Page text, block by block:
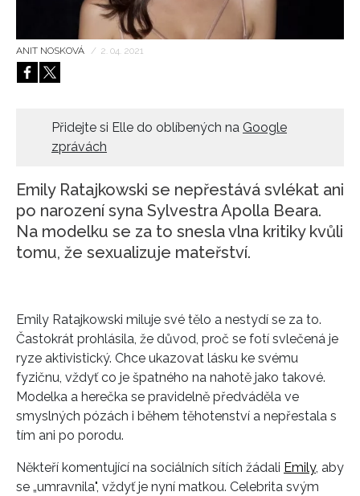
ANIT NOSKOVÁ / 2. 04. 2021
Přidejte si Elle do oblíbených na Google
zprávách
Emily Ratajkowski se nepřestává svlékat ani
po narození syna Sylvestra Apolla Beara.
Na modelku se za to snesla vlna kritiky kvůli
tomu, že sexualizuje mateřství.
Emily Ratajkowski miluje své tělo a nestydí se za to.
Častokrát prohlásila, že důvod, proč se fotí svlečená je
ryze aktivistický. Chce ukazovat lásku ke svému
fyzičnu, vždyť co je špatného na nahotě jako takové.
Modelka a herečka se pravidelně předváděla ve
smyslných pózách i během těhotenství a nepřestala s
tím ani po porodu.
Někteří komentující na sociálních sítích žádali Emily, aby
se „umravnila", vždyť je nyní matkou. Celebrita svým